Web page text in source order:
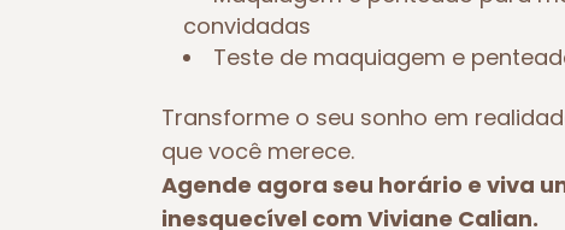
convidadas
Teste de maquiagem e
Transforme o seu sonho em
que você merece.
Agende agora seu horário e viva
inesquecível com Viviane Calian.